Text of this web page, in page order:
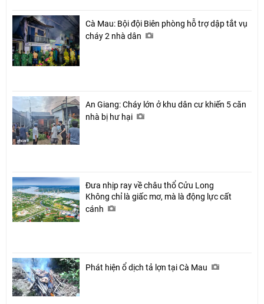
Cà Mau: Bội đội Biên phòng hỗ trợ dập tắt vụ
cháy 2 nhà dân
An Giang: Cháy lớn ở khu dân cư khiến 5 căn
nhà bị hư hại
Đưa nhịp ray về châu thổ Cửu Long
Không chỉ là giấc mơ, mà là động lực cất
cánh
Phát hiện ổ dịch tả lợn tại Cà Mau